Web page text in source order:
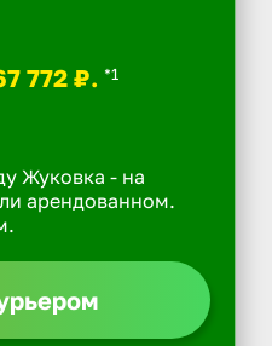
772 ₽. *1
Жуковка - на
арендованном.